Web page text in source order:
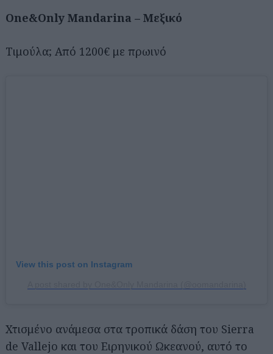
One&Only Mandarina – Μεξικό
Τιμούλα; Από 1200€ με πρωινό
View this post on Instagram
Χτισμένο ανάμεσα στα τροπικά δάση του Sierra
de Vallejo και του Ειρηνικού Ωκεανού, αυτό το